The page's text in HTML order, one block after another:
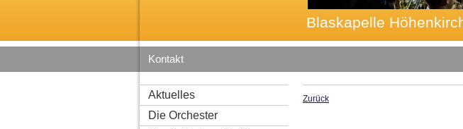
Blaskapelle
Kontakt
Aktuelles
Die Orchester
Zurück